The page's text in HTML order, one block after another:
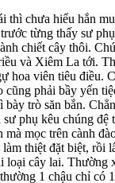
thì chưa hiểu hắn
từng thấy sư
chiết cây thôi.
và Xiêm La tới.
hoa viên tiêu điều.
cũng phải bầy yến
trò săn bắn.
phụ kêu chúng đệ
mà mọc trên cành
thiệt đặt biệt, rồi
loại cây lai. Thường
1 chậu chỉ có